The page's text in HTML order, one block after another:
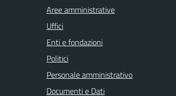
Aree amministrative
Uffici
Enti e fondazioni
Politici
Personale amministrativo
Documenti e Dati